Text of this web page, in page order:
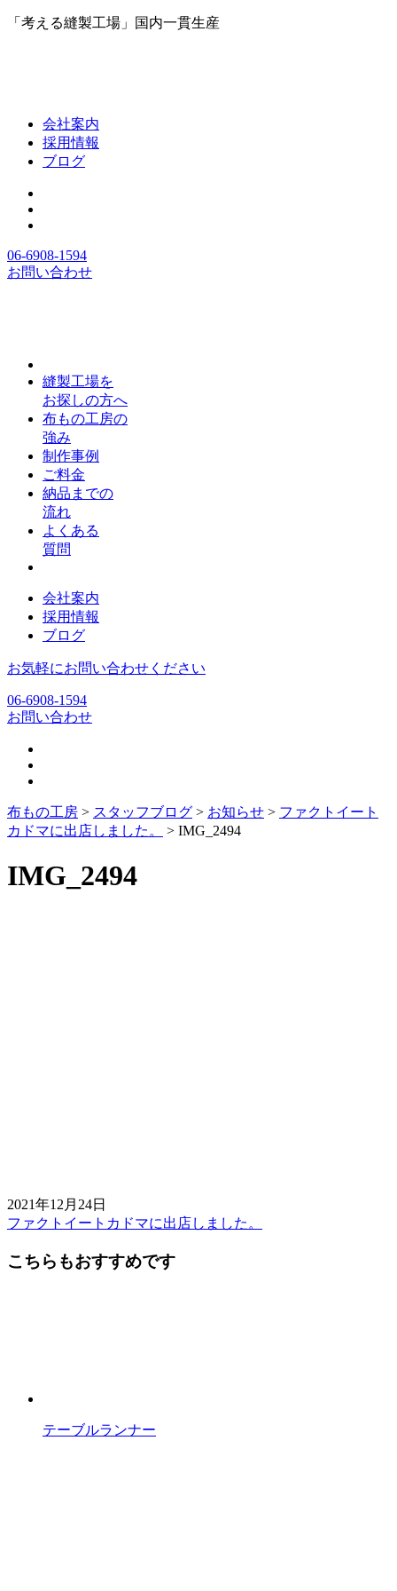
「考える縫製工場」国内一貫生産
会社案内
採用情報
ブログ
06-6908-1594
お問い合わせ
縫製工場を
お探しの方へ
布もの工房の
強み
制作事例
ご料金
納品までの
流れ
よくある
質問
会社案内
採用情報
ブログ
お気軽にお問い合わせください
06-6908-1594
お問い合わせ
布もの工房 > スタッフブログ > お知らせ > ファクトイート
カドマに出店しました。
> IMG_2494
IMG_2494
2021年12月24日
前
後
ファクトイートカドマに出店しました。
こちらもおすすめです
テーブルランナー